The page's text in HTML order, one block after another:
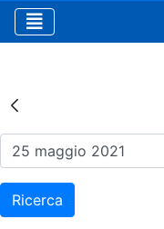
Risultati
Ricerca